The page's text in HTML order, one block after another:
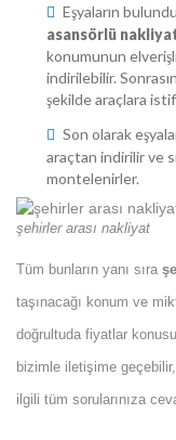
Eşyaların
asansörlü
konumunun
indirilebilir.
şekilde araçlara
Son olarak
araçtan indirilir ve
montelenirler.
şehirler arası nakliyat
Tüm bunların yanı sıra
taşınacağı konum ve
doğrultuda fiyatlar
bizimle iletişime geçebilir,
ilgili tüm sorularınıza